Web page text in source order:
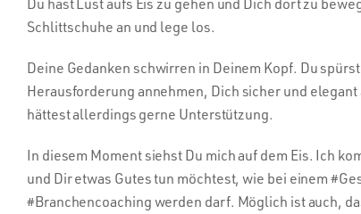
Schlittschuhe an und lege los.
Deine Gedanken schwirren in Deinem Kopf. Du
Herausforderung annehmen, Dich sicher und
hättest allerdings gerne Unterstützung.
In diesem Moment siehst Du mich auf dem Eis. Ich
und Dir etwas Gutes tun möchtest, wie bei einem
#Branchencoaching werden darf. Möglich ist auch,